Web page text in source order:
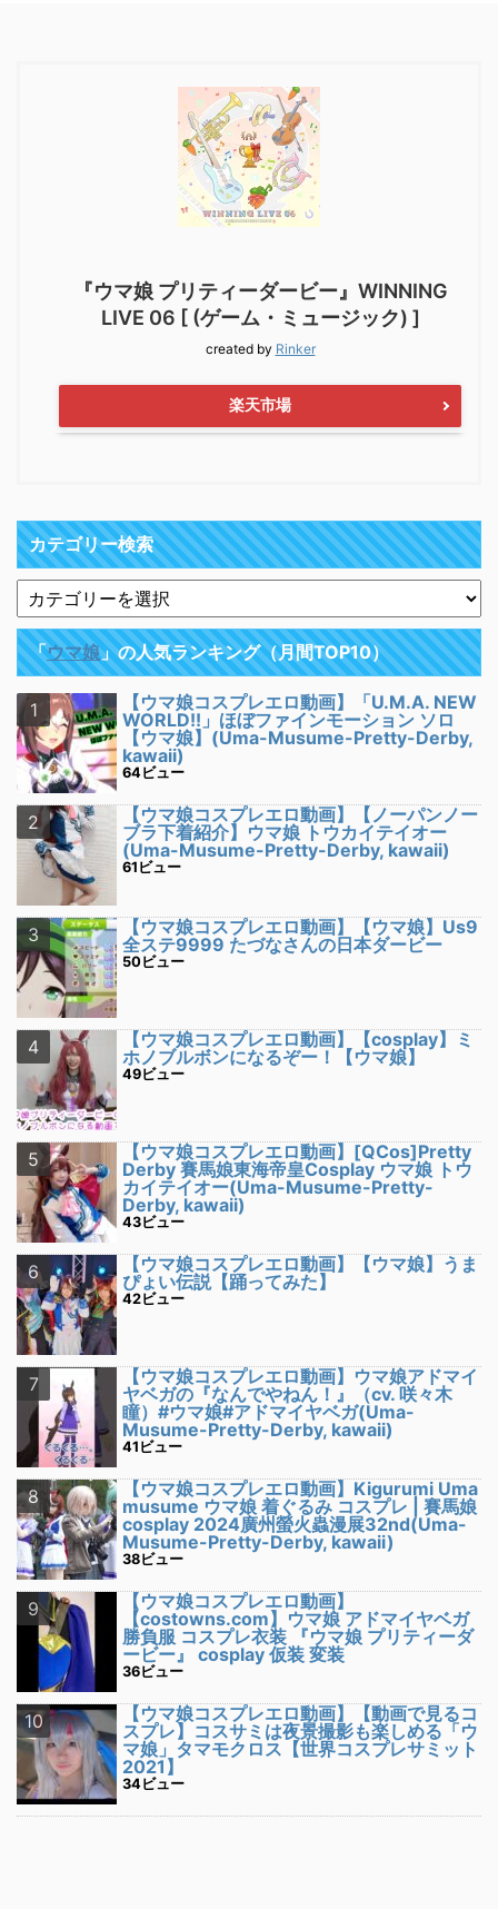
『ウマ娘 プリティーダービー』WINNING
LIVE 06 [ (ゲーム・ミュージック) ]
created by Rinker
楽天市場
カテゴリー検索
「ウマ娘」の人気ランキング（月間TOP10）
【ウマ娘コスプレエロ動画】「U.M.A. NEW
WORLD!!」ほぼファインモーション ソロ
【ウマ娘】(Uma-Musume-Pretty-Derby,
kawaii)
64ビュー
【ウマ娘コスプレエロ動画】【ノーパンノー
ブラ下着紹介】ウマ娘 トウカイテイオー
(Uma-Musume-Pretty-Derby, kawaii)
61ビュー
【ウマ娘コスプレエロ動画】【ウマ娘】Us9
全ステ9999 たづなさんの日本ダービー
50ビュー
【ウマ娘コスプレエロ動画】【cosplay】ミ
ホノブルボンになるぞー！【ウマ娘】
49ビュー
【ウマ娘コスプレエロ動画】[QCos]Pretty
Derby 賽馬娘東海帝皇Cosplay ウマ娘 トウ
カイテイオー(Uma-Musume-Pretty-
Derby, kawaii)
43ビュー
【ウマ娘コスプレエロ動画】【ウマ娘】うま
ぴょい伝説【踊ってみた】
42ビュー
【ウマ娘コスプレエロ動画】ウマ娘アドマイ
ヤベガの『なんでやねん！』（cv. 咲々木
瞳）#ウマ娘#アドマイヤベガ(Uma-
Musume-Pretty-Derby, kawaii)
41ビュー
【ウマ娘コスプレエロ動画】Kigurumi Uma
musume ウマ娘 着ぐるみ コスプレ | 賽馬娘
cosplay 2024廣州螢火蟲漫展32nd(Uma-
Musume-Pretty-Derby, kawaii)
38ビュー
【ウマ娘コスプレエロ動画】
【costowns.com】ウマ娘 アドマイヤベガ
勝負服 コスプレ衣装 『ウマ娘 プリティーダ
ービー』 cosplay 仮装 変装
36ビュー
【ウマ娘コスプレエロ動画】【動画で見るコ
スプレ】コスサミは夜景撮影も楽しめる「ウ
マ娘」タマモクロス【世界コスプレサミット
2021】
34ビュー